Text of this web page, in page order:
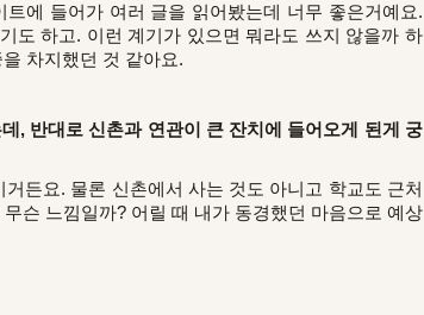
에 들어가 여러 글을 읽어봤는데 너무 좋은거예요.
도 하고. 이런 계기가 있으면 뭐라도 쓰지 않을까 하
차지했던 것 같아요.
, 반대로 신촌과 연관이 큰 잔치에 들어오게 된게 궁
든요. 물론 신촌에서 사는 것도 아니고 학교도 근처
슨 느낌일까? 어릴 때 내가 동경했던 마음으로 예상